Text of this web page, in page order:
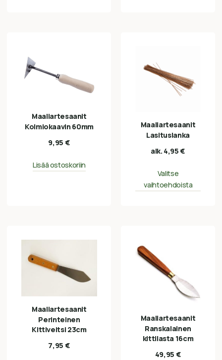
Maaliartesaanit
Kolmiokaavin 60mm
9,95 €
Lisää ostoskoriin
Maaliartesaanit
Lasituslanka
alk. 4,95€
Valitse
vaihtoehdoista
Maaliartesaanit
Perinteinen
Kittiveitsi 23cm
7,95 €
Maaliartesaanit
Ranskalainen
kittilasta 16cm
49,95 €